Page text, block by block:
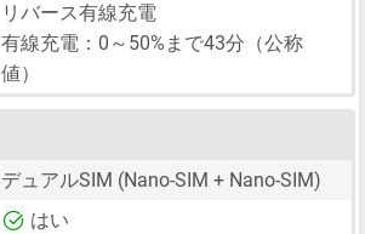
リバース有線充電
有線充電：0～50%まで43分（公称
値）
デュアルSIM (Nano-SIM + Nano-SIM)
はい